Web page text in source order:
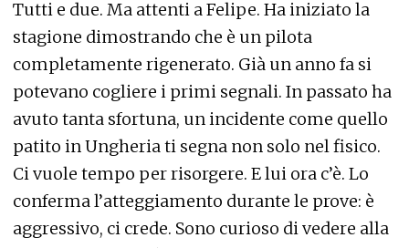
Tutti e due. Ma attenti a Felipe. Ha iniziato la
stagione dimostrando che è un pilota
completamente rigenerato. Già un anno fa si
potevano cogliere i primi segnali. In passato ha
avuto tanta sfortuna, un incidente come quello
patito in Ungheria ti segna non solo nel fisico.
Ci vuole tempo per risorgere. E lui ora c’è. Lo
conferma l’atteggiamento durante le prove: è
aggressivo, ci crede. Sono curioso di vedere alla